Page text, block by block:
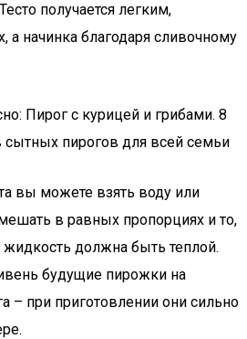
получается легким,
начинка благодаря сливочному
Пирог с курицей и грибами. 8
сытных пирогов для всей семьи
вы можете взять воду или
в равных пропорциях и то,
жидкость должна быть теплой.
будущие пирожки на
– при приготовлении они сильно